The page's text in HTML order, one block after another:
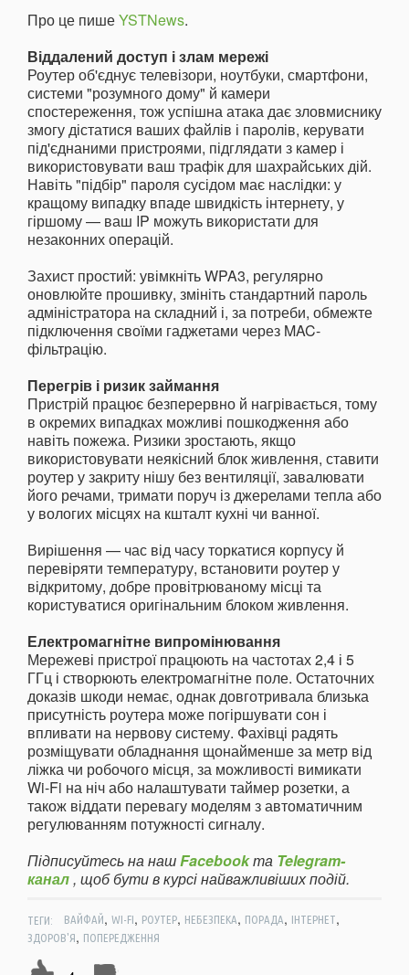
Про це пишеYSTNews.
Віддалений доступ і злам мережі
Роутер об'єднує телевізори, ноутбуки, смартфони,
системи "розумного дому" й камери
спостереження, тож успішна атака дає зловмиснику
змогу дістатися ваших файлів і паролів, керувати
під'єднаними пристроями, підглядати з камер і
використовувати ваш трафік для шахрайських дій.
Навіть "підбір" пароля сусідом має наслідки: у
кращому випадку впаде швидкість інтернету, у
гіршому — ваш IP можуть використати для
незаконних операцій.
Захист простий: увімкніть WPA3, регулярно
оновлюйте прошивку, змініть стандартний пароль
адміністратора на складний і, за потреби, обмежте
підключення своїми гаджетами через MAC-
фільтрацію.
Перегрів і ризик займання
Пристрій працює безперервно й нагрівається, тому
в окремих випадках можливі пошкодження або
навіть пожежа. Ризики зростають, якщо
використовувати неякісний блок живлення, ставити
роутер у закриту нішу без вентиляції, завалювати
його речами, тримати поруч із джерелами тепла або
у вологих місцях на кшталт кухні чи ванної.
Вирішення — час від часу торкатися корпусу й
перевіряти температуру, встановити роутер у
відкритому, добре провітрюваному місці та
користуватися оригінальним блоком живлення.
Електромагнітне випромінювання
Мережеві пристрої працюють на частотах 2,4 і 5
ГГц і створюють електромагнітне поле. Остаточних
доказів шкоди немає, однак довготривала близька
присутність роутера може погіршувати сон і
впливати на нервову систему. Фахівці радять
розміщувати обладнання щонайменше за метр від
ліжка чи робочого місця, за можливості вимикати
Wi-Fi на ніч або налаштувати таймер розетки, а
також віддати перевагу моделям з автоматичним
регулюванням потужності сигналу.
Підписуйтесь на нашFacebookта Telegram-
канал, щоб бути в курсі найважливіших подій.
ТЕГИ: ВАЙФАЙ, WI-FI, РОУТЕР, НЕБЕЗПЕКА, ПОРАДА, ІНТЕРНЕТ,
ЗДОРОВ'Я, ПОПЕРЕДЖЕННЯ